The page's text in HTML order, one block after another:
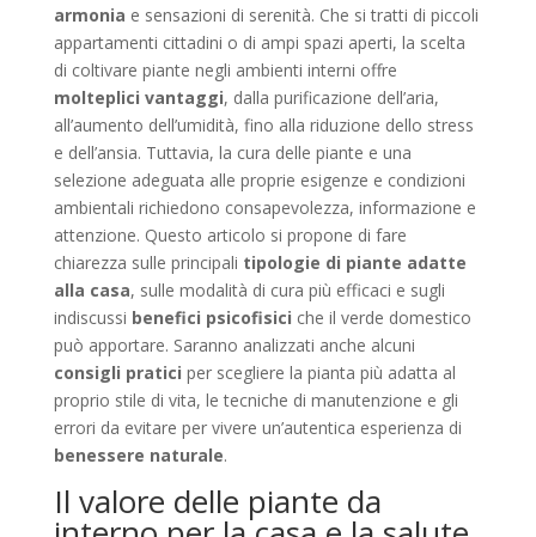
armonia e sensazioni di serenità. Che si tratti di piccoli
appartamenti cittadini o di ampi spazi aperti, la scelta
di coltivare piante negli ambienti interni offre
molteplici vantaggi, dalla purificazione dell’aria,
all’aumento dell’umidità, fino alla riduzione dello stress
e dell’ansia. Tuttavia, la cura delle piante e una
selezione adeguata alle proprie esigenze e condizioni
ambientali richiedono consapevolezza, informazione e
attenzione. Questo articolo si propone di fare
chiarezza sulle principali tipologie di piante adatte
alla casa, sulle modalità di cura più efficaci e sugli
indiscussi benefici psicofisici che il verde domestico
può apportare. Saranno analizzati anche alcuni
consigli pratici per scegliere la pianta più adatta al
proprio stile di vita, le tecniche di manutenzione e gli
errori da evitare per vivere un’autentica esperienza di
benessere naturale.
Il valore delle piante da